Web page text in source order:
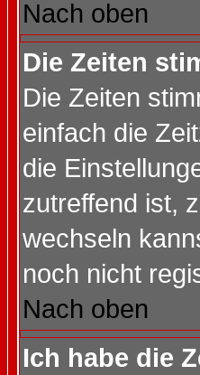
Nach oben
Die Zeiten
Die Zeiten
einfach die
die
zutreffend ist,
wechseln
noch nicht
Nach oben
Ich habe die